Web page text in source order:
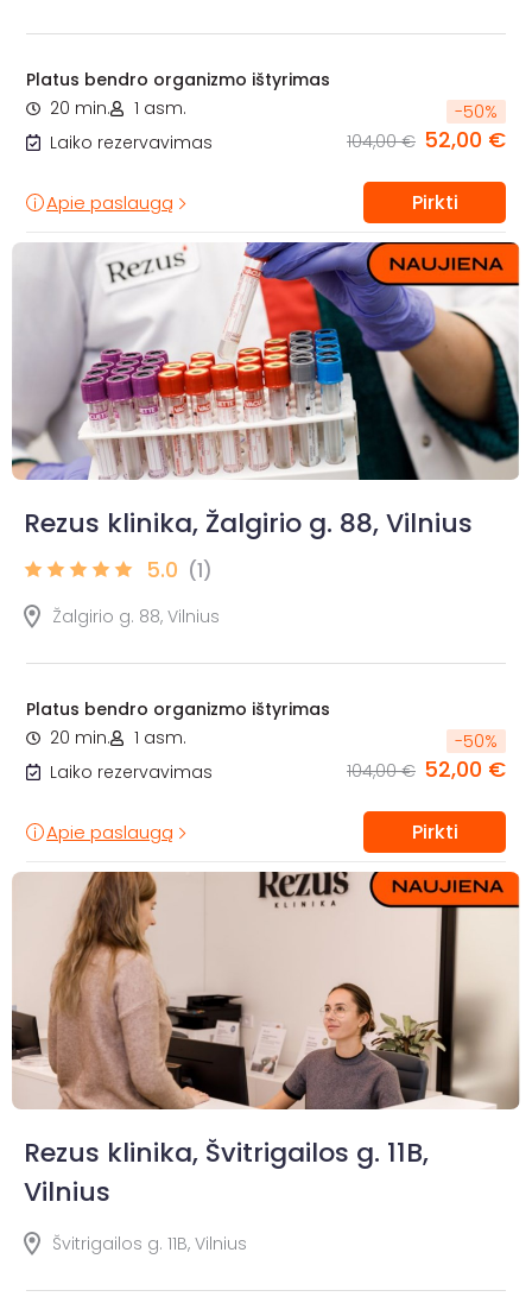
Platus bendro organizmo ištyrimas
20 min.
1 asm.
Laiko rezervavimas
-50%
104,00 € 52,00 €
Apie paslaugą Pirkti
Rezus klinika, Žalgirio g. 88, Vilnius
5.0 (1)
Žalgirio g. 88, Vilnius
Platus bendro organizmo ištyrimas
20 min.
1 asm.
Laiko rezervavimas
-50%
104,00 € 52,00 €
Apie paslaugą Pirkti
Rezus klinika, Švitrigailos g. 11B,
Vilnius
Švitrigailos g. 11B, Vilnius